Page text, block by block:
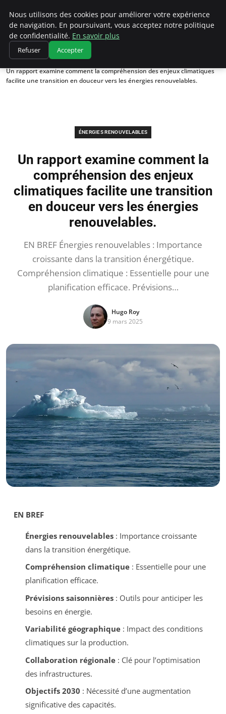
Climatedebtagents
Accueil
Énergies Renouvelables
Un rapport examine comment la compréhension des enjeux climatiques
facilite une transition en douceur vers les énergies renouvelables.
ÉNERGIES RENOUVELABLES
Un rapport examine comment la
compréhension des enjeux
climatiques facilite une transition
en douceur vers les énergies
renouvelables.
EN BREF Énergies renouvelables : Importance
croissante dans la transition énergétique.
Compréhension climatique : Essentielle pour une
planification efficace. Prévisions…
Hugo Roy
9 mars 2025
EN BREF
Énergies renouvelables: Importance croissante
dans la transition énergétique.
Compréhension climatique: Essentielle pour une
planification efficace.
Prévisions saisonnières: Outils pour anticiper les
besoins en énergie.
Variabilité géographique: Impact des conditions
climatiques sur la production.
Collaboration régionale: Clé pour l’optimisation
des infrastructures.
Objectifs 2030 : Nécessité d’une augmentation
significative des capacités.
Nous utilisons des cookies pour améliorer votre expérience
de navigation. En poursuivant, vous acceptez notre politique
de confidentialité. En savoir plus
Refuser Accepter